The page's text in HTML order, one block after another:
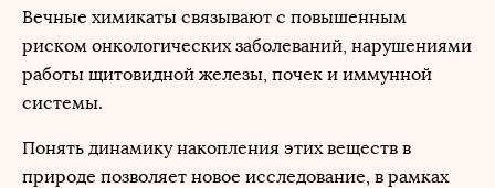
Вечные химикаты связывают с повышенным
риском онкологических заболеваний, нарушениями
работы щитовидной железы, почек и иммунной
системы.
Понять динамику накопления этих веществ в
природе позволяет новое исследование, в рамках